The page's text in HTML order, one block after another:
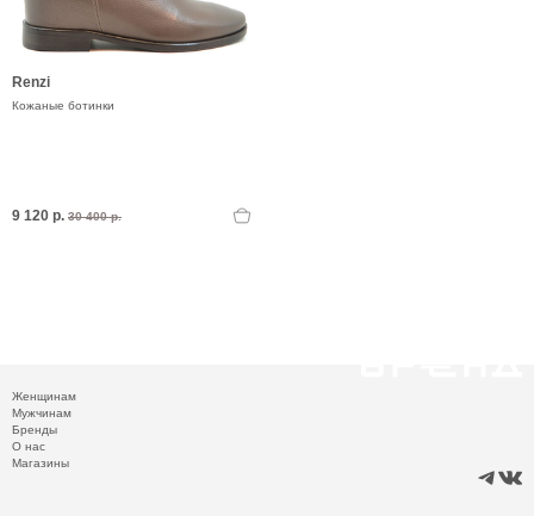
Renzi
Кожаные ботинки
9 120 р. 30 400 р.
Женщинам
Мужчинам
Бренды
О нас
Магазины